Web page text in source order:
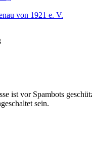
ist vor Spambots
sein.